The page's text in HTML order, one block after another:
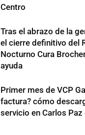
Centro
Tras el abrazo de la
el cierre definitivo del
Nocturno Cura
ayuda
Primer mes de VCP
factura? cómo
servicio en Carlos